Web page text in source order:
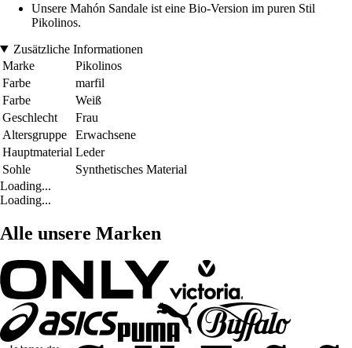
Unsere Mahón Sandale ist eine Bio-Version im puren Stil
Pikolinos.
Zusätzliche Informationen
Marke
Pikolinos
Farbe
marfil
Farbe
Weiß
Geschlecht
Frau
Altersgruppe
Erwachsene
Hauptmaterial Leder
Sohle
Synthetisches Material
Loading...
Loading...
Alle unsere Marken